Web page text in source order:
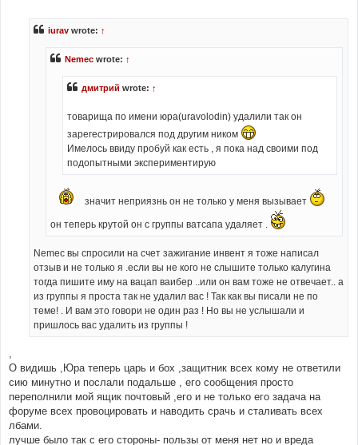
iurav wrote: ↑
Nemec wrote: ↑
дмитрий wrote: ↑
товарища по имени юра(uravolodin) удалили так он
зарегестрировался под другим ником
Имелось ввиду пробуй как есть , я пока над своими под
подопытными экспериментирую
значит неприязнь он не только у меня вызывает
он теперь крутой он с группы ватсапа удаляет .
Nemec вы спросили на счет зажигание инвент я тоже написал
отзыв и не только я .если вы не кого не слышите только калугина
тогда пишите иму на вацап ваибер ..или он вам тоже не отвечает.. а
из группы я проста так не удалил вас ! Так как вы писали не по
теме! . И вам это говори не один раз ! Но вы не услышали и
пришлось вас удалить из группы !
,
О видишь ,Юра теперь царь и бох ,защитник всех кому не ответили
сию минутно и послали подальше , его сообщения просто
переполнили мой ящик почтовый ,его и не только его задача на
форуме всех провоцировать и наводить срачь и сталивать всех
лбами.
лучше было так с его стороны- пользы от меня нет но и вреда